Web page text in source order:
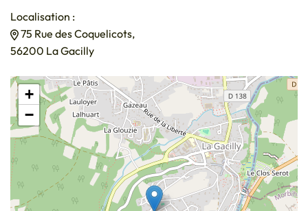
Localisation :
75 Rue des Coquelicots,
56200 La Gacilly
+
−